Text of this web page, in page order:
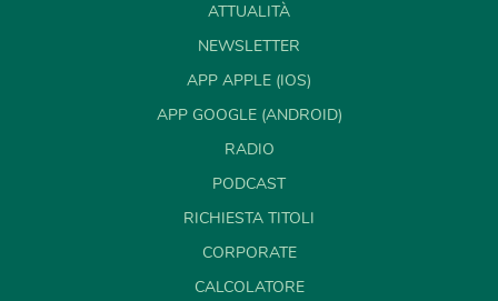
ATTUALITÀ
NEWSLETTER
APP APPLE (IOS)
APP GOOGLE (ANDROID)
RADIO
PODCAST
RICHIESTA TITOLI
CORPORATE
CALCOLATORE